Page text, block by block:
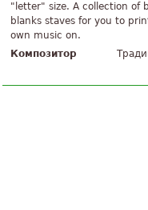
"letter" size. A collection of
blanks staves for you to
own music on.
Композитор